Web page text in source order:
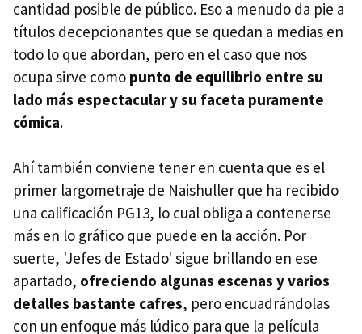
cantidad posible de público. Eso a menudo da pie a
títulos decepcionantes que se quedan a medias en
todo lo que abordan, pero en el caso que nos
ocupa sirve como punto de equilibrio entre su
lado más espectacular y su faceta puramente
cómica.
Ahí también conviene tener en cuenta que es el
primer largometraje de Naishuller que ha recibido
una calificación PG13, lo cual obliga a contenerse
más en lo gráfico que puede en la acción. Por
suerte, 'Jefes de Estado' sigue brillando en ese
apartado, ofreciendo algunas escenas y varios
detalles bastante cafres, pero encuadrándolas
con un enfoque más lúdico para que la película